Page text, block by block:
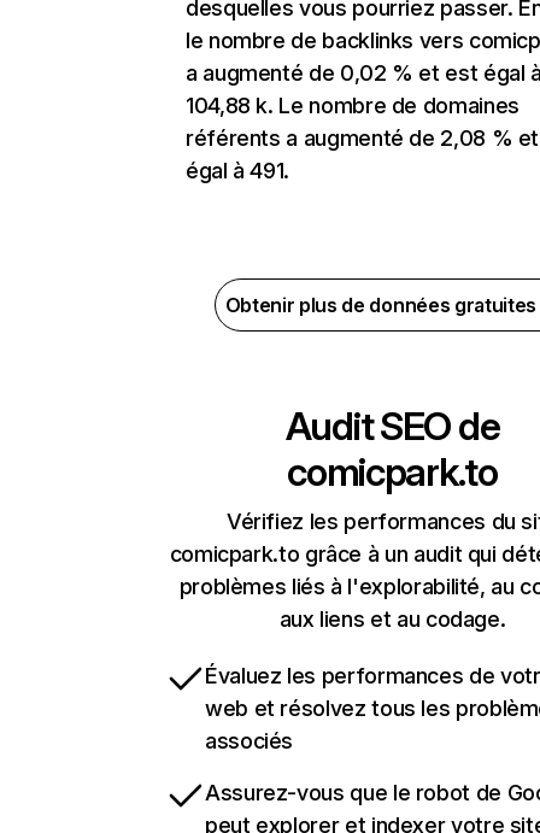
desquelles vous pourriez passer.
le nombre de backlinks vers
a augmenté de 0,02 % et est égal
104,88 k. Le nombre de domaines
référents a augmenté de 2,08 %
égal à 491.
Obtenir plus de données
Audit SEO de
comicpark.to
Vérifiez les performances du
comicpark.to grâce à un audit qui
problèmes liés à l'explorabilité, au
aux liens et au codage.
Évaluez les performances de
web et résolvez tous les
associés
Assurez-vous que le robot de
peut explorer et indexer votre